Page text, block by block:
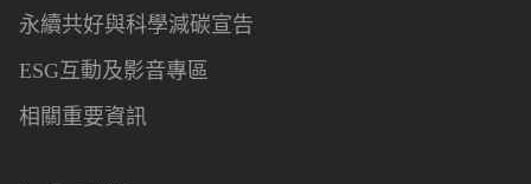
永續共好與科學減碳宣告
ESG互動及影音專區
相關重要資訊